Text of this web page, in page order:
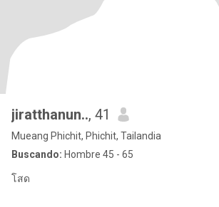
jiratthanun.., 41
Mueang Phichit, Phichit, Tailandia
Buscando: Hombre 45 - 65
โสด